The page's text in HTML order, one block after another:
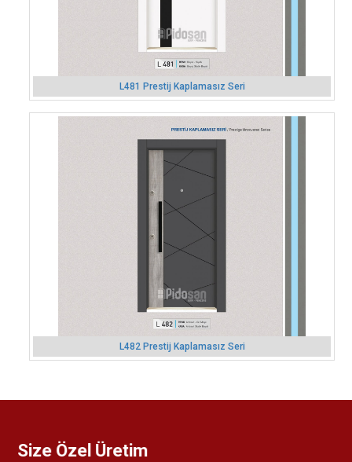
L481 Prestij Kaplamasız Seri
L482 Prestij Kaplamasız Seri
Ücretsiz Expertiz İçin Bizi Arayınız